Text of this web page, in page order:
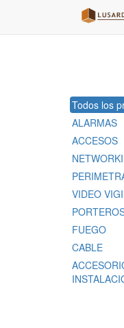
Todos los
ALARMAS
ACCESOS
VIDEO
FUEGO
CABLE